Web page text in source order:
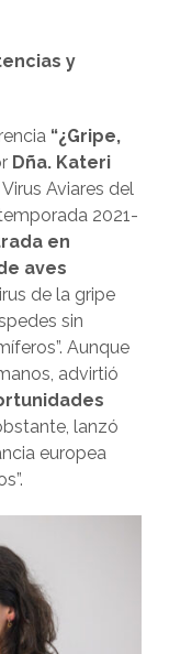
y
“¿Gripe,
Dña. Kateri
Aviares del
2021-
en
aves
de la gripe
sin
Aunque
advirtió
lanzó
europea